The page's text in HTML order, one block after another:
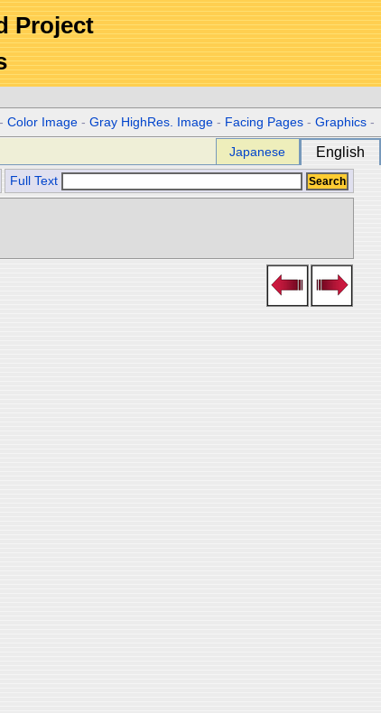
Project
-Color Image -Gray HighRes. Image - Facing Pages -Graphics -
Japanese English
Full Text